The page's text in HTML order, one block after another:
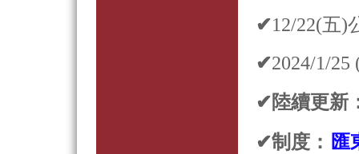
✔12/22(五)
✔2024/1/
✔陸續更新
✔制度： 匯